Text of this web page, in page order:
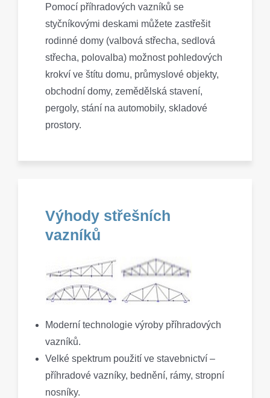
Pomocí příhradových vazníků se
styčníkovými deskami můžete zastřešit
rodinné domy (valbová střecha, sedlová
střecha, polovalba) možnost pohledových
krokví ve štítu domu, průmyslové objekty,
obchodní domy, zemědělská stavení,
pergoly, stání na automobily, skladové
prostory.
Výhody střešních
vazníků
Moderní technologie výroby příhradových
vazníků.
Velké spektrum použití ve stavebnictví –
příhradové vazníky, bednění, rámy, stropní
nosníky.